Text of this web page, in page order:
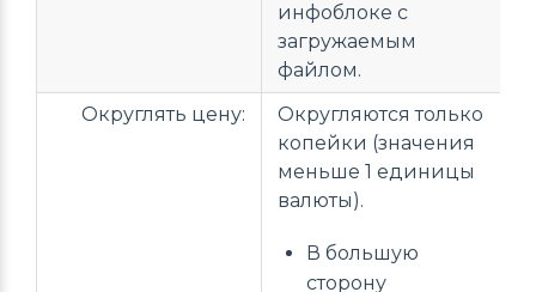
инфоблоке с
загружаемым
файлом.
Округлять цену:
Округляются только
копейки (значения
меньше 1 единицы
валюты).
В большую
сторону